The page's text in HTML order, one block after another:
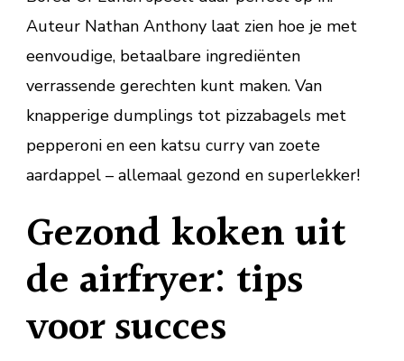
Auteur Nathan Anthony laat zien hoe je met
eenvoudige, betaalbare ingrediënten
verrassende gerechten kunt maken. Van
knapperige dumplings tot pizzabagels met
pepperoni en een katsu curry van zoete
aardappel – allemaal gezond en superlekker!
Gezond koken uit
de airfryer: tips
voor succes